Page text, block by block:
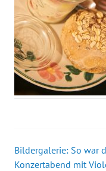
Beitrags-
Bildergalerie: So war
Konzertabend mit